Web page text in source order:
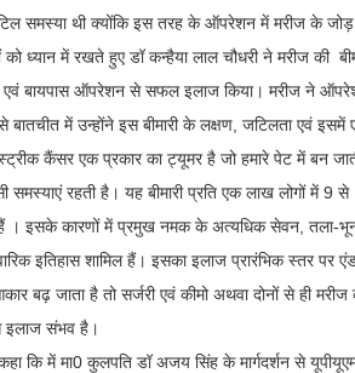
समस्या थी क्योंकि इस तरह के ऑपरेशन में मरीज के
ध्यान में रखते हुए डॉ कन्हैया लाल चौधरी ने मरीज की
एवं बायपास ऑपरेशन से सफल इलाज किया। मरीज ने
बातचीत में उन्होंने इस बीमारी के लक्षण, जटिलता एवं
कैंसर एक प्रकार का ट्यूमर है जो हमारे पेट में बन
समस्याएं रहती है। यह बीमारी प्रति एक लाख लोगों में
। इसके कारणों में प्रमुख नमक के अत्यधिक सेवन, तला-
इतिहास शामिल हैं। इसका इलाज प्रारंभिक स्तर पर
बढ़ जाता है तो सर्जरी एवं कीमो अथवा दोनों से ही
से इलाज संभव है।
कि में मा0 कुलपति डॉ अजय सिंह के मार्गदर्शन से